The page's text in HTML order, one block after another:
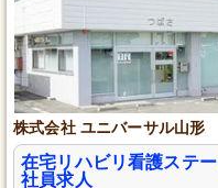
株式会社 ユニバーサル山形
在宅リハビリ看護ステ
社員求人